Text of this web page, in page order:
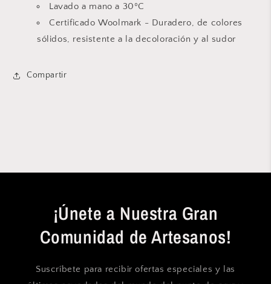
Lavado a mano a 30ºC
Certificado Woolmark - Duradero, de colores
sólidos, resistente a la decoloración y al sudor
Compartir
¡Únete a Nuestra Gran
Comunidad de Artesanos!
Suscríbete para recibir ofertas especiales y las